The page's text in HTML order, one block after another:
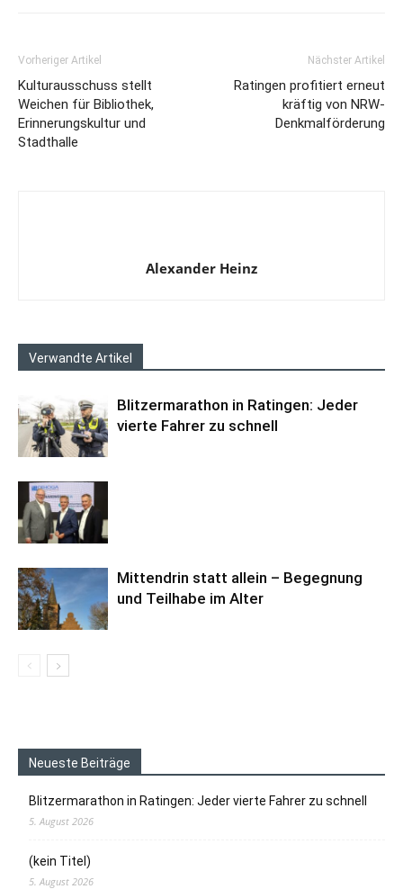
Vorheriger Artikel
Kulturausschuss stellt
Weichen für Bibliothek,
Erinnerungskultur und
Stadthalle
Nächster Artikel
Ratingen profitiert erneut
kräftig von NRW-
Denkmalförderung
Alexander Heinz
Verwandte Artikel
Blitzermarathon in Ratingen: Jeder
vierte Fahrer zu schnell
Mittendrin statt allein – Begegnung
und Teilhabe im Alter
Neueste Beiträge
Blitzermarathon in Ratingen: Jeder vierte Fahrer zu schnell
5. August 2026
(kein Titel)
5. August 2026